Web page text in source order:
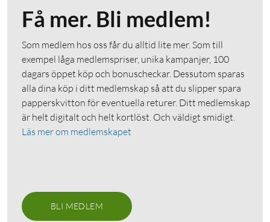
Få mer. Bli medlem!
Som medlem hos oss får du alltid lite mer. Som till
exempel låga medlemspriser, unika kampanjer, 100
dagars öppet köp och bonuscheckar. Dessutom sparas
alla dina köp i ditt medlemskap så att du slipper spara
papperskvitton för eventuella returer. Ditt medlemskap
är helt digitalt och helt kortlöst. Och väldigt smidigt.
Läs mer om medlemskapet
BLI MEDLEM